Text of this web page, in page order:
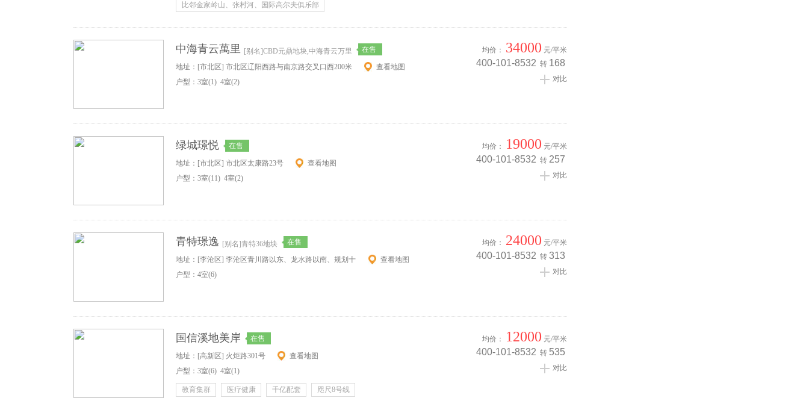
比邻金家岭山、张村河、国际高尔夫俱乐部
中海青云萬里 [别名]CBD元鼎地块,中海青云万里 在售
地址：[市北区] 市北区辽阳西路与南京路交叉口西200米
查看地图
户型： 3室(1) 4室(2)
均价： 34000 元/平米
400-101-8532 转 168
对比
绿城璟悦 在售
地址：[市北区] 市北区太康路23号
查看地图
户型： 3室(11) 4室(2)
均价： 19000 元/平米
400-101-8532 转 257
对比
青特璟逸 [别名]青特36地块 在售
地址：[李沧区] 李沧区青川路以东、龙水路以南、规划十
路以西、规划四路以北
查看地图
户型： 4室(6)
均价： 24000 元/平米
400-101-8532 转 313
对比
国信溪地美岸 在售
地址：[高新区] 火炬路301号
查看地图
户型： 3室(6) 4室(1)
教育集群 医疗健康 千亿配套 咫尺8号线
均价： 12000 元/平米
400-101-8532 转 535
对比